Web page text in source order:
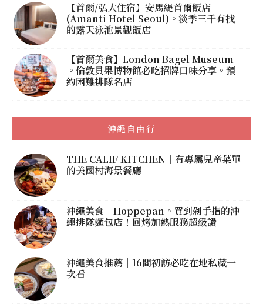
【首爾/弘大住宿】安馬緹首爾飯店
(Amanti Hotel Seoul)。淡季三千有找
的露天泳池景觀飯店
【首爾美食】London Bagel Museum
。倫敦貝果博物館必吃招牌口味分享。預
約困難排隊名店
沖繩自由行
THE CALIF KITCHEN｜有專屬兒童菜單
的美國村海景餐廳
沖繩美食｜Hoppepan。買到剁手指的沖
繩排隊麵包店！回烤加熱服務超級讚
沖繩美食推薦｜16間初訪必吃在地私藏一
次看